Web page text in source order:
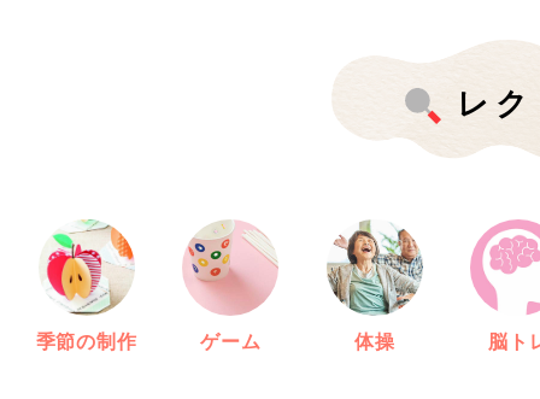
レ
季節の制作 ゲーム 体操 脳ト